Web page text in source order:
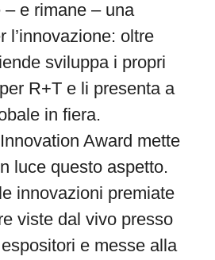
e rimane – una
l’innovazione: oltre
sviluppa i propri
R+T e li presenta a
in fiera.
Award mette
luce questo aspetto.
innovazioni premiate
viste dal vivo presso
e messe alla